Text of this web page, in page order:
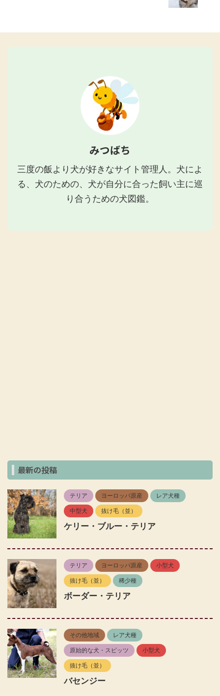
みつばち
三度の飯より犬が好きなサイト管理人。犬によ
る、犬のための、犬が自分に合った飼い主に巡
り合うための犬図鑑。
最新の投稿
テリア ヨーロッパ原産 レア犬種
中型犬 抜け毛（並）
ケリー・ブルー・テリア
テリア ヨーロッパ原産 小型犬
抜け毛（並） 稀少種
ボーダー・テリア
その他地域 レア犬種
原始的な犬・スピッツ 小型犬
抜け毛（並）
バセンジー